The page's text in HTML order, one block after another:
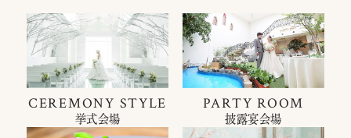
CEREMONY STYLE
挙式会場
PARTY ROOM
披露宴会場